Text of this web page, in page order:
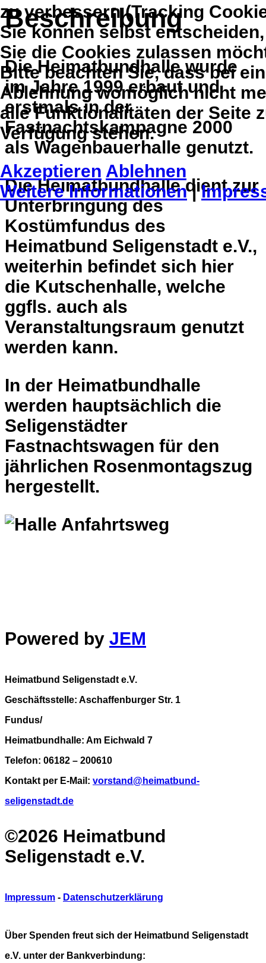
Beschreibung
Die Heimatbundhalle wurde
im Jahre 1999 erbaut und
erstmals in der
Fastnachtskampagne 2000
als Wagenbauerhalle genutzt.
Die Heimatbundhalle dient zur
Unterbringung des
Kostümfundus des
Heimatbund Seligenstadt e.V.,
weiterhin befindet sich hier
die Kutschenhalle, welche
ggfls. auch als
Veranstaltungsraum genutzt
werden kann.
In der Heimatbundhalle
werden hauptsächlich die
Seligenstädter
Fastnachtswagen für den
jährlichen Rosenmontagszug
hergestellt.
Powered by JEM
Heimatbund Seligenstadt e.V.
Geschäftsstelle: Aschaffenburger Str. 1
Fundus/
Heimatbundhalle: Am Eichwald 7
Telefon: 06182 – 200610
Kontakt per E-Mail: vorstand@heimatbund-
seligenstadt.de
©2026 Heimatbund
Seligenstadt e.V.
Impressum - Datenschutzerklärung
Über Spenden freut sich der Heimatbund Seligenstadt
e.V. unter der Bankverbindung:
zu verbessern (Tracking
Sie können selbst
Sie die Cookies zulassen
Bitte beachten Sie, dass bei
Ablehnung womöglich nicht
alle Funktionalitäten der Seite
Verfügung stehen.
Akzeptieren Ablehnen
Weitere Informationen|